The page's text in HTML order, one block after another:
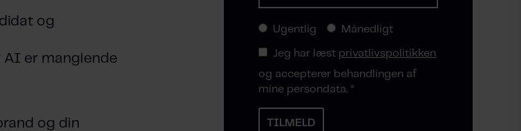
og
AI er manglende
og din
Ugentlig Månedligt
Jeg har læst privatlivspolitikken
og accepterer behandlingen af
mine persondata. *